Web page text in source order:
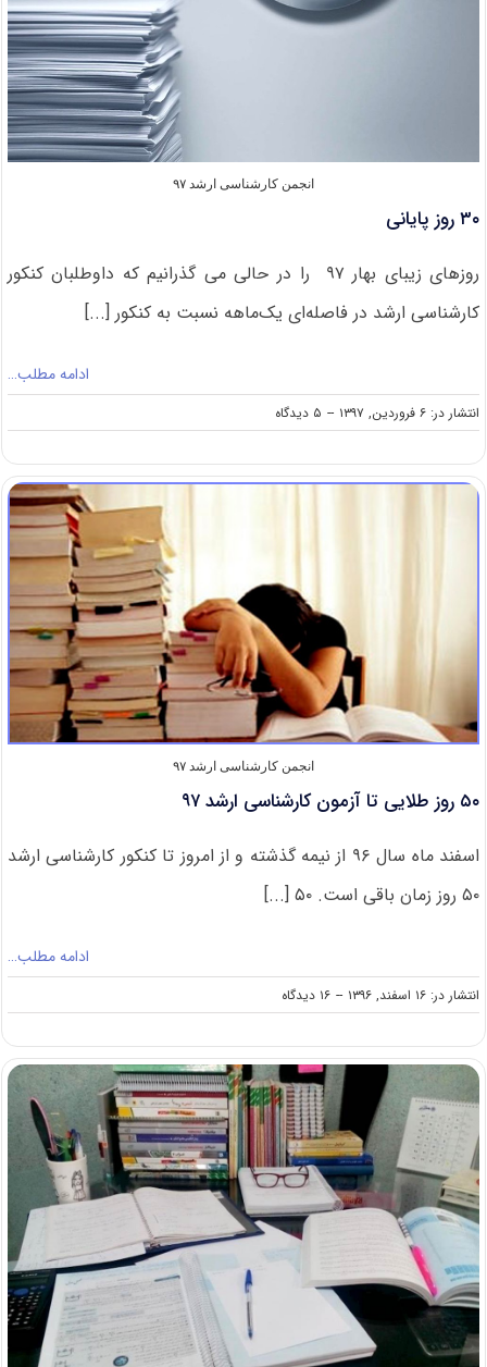
انجمن کارشناسی ارشد ۹۷
۳۰ روز پایانی
روزهای زیبای بهار ۹۷ را در حالی می گذرانیم که داوطلبان کنکور
کارشناسی ارشد در فاصله‌ای یک‌ماهه نسبت به کنکور [...]
ادامه مطلب…
انتشار در: ۶ فروردین, ۱۳۹۷ -- ۵ دیدگاه
on
۳۰
پایانی
انجمن کارشناسی ارشد ۹۷
۵۰ روز طلایی تا آزمون کارشناسی ارشد ۹۷
اسفند ماه سال ۹۶ از نیمه گذشته و از امروز تا کنکور کارشناسی ارشد
۵۰ روز زمان باقی است. ۵۰ [...]
ادامه مطلب…
انتشار در: ۱۶ اسفند, ۱۳۹۶ -- ۱۶ دیدگاه
on
۵۰
طلایی
تا
آزمون
کارشناسی
ارشد
۹۷